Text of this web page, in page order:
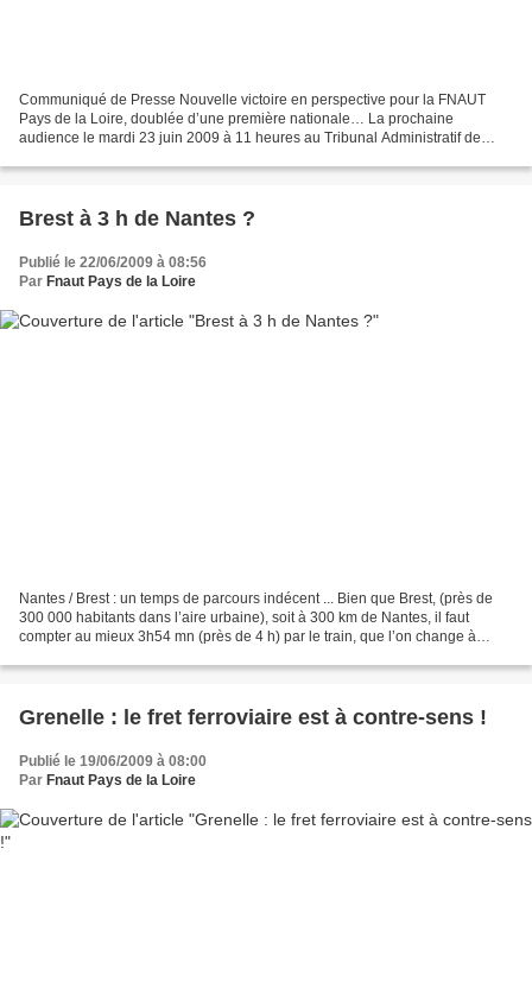
Communiqué de Presse Nouvelle victoire en perspective pour la FNAUT
Pays de la Loire, doublée d’une première nationale… La prochaine
audience le mardi 23 juin 2009 à 11 heures au Tribunal Administratif de
Brest à 3 h de Nantes ?
Publié le 22/06/2009 à 08:56
Par Fnaut Pays de la Loire
Nantes / Brest : un temps de parcours indécent ... Bien que Brest, (près de
300 000 habitants dans l’aire urbaine), soit à 300 km de Nantes, il faut
compter au mieux 3h54 mn (près de 4 h) par le train, que l’on change à
Grenelle : le fret ferroviaire est à contre-sens !
Publié le 19/06/2009 à 08:00
Par Fnaut Pays de la Loire